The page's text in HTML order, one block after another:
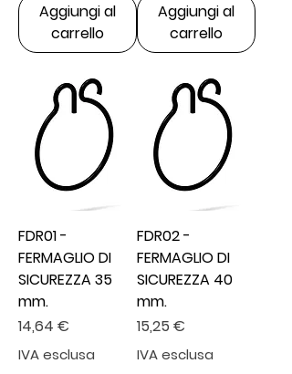
Aggiungi al
carrello
Aggiungi al
carrello
FDR01 -
FERMAGLIO DI
SICUREZZA 35
mm.
Prezzo
14,64 €
IVA esclusa
FDR02 -
FERMAGLIO DI
SICUREZZA 40
mm.
Prezzo
15,25 €
IVA esclusa